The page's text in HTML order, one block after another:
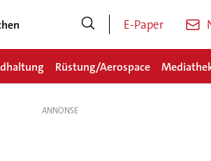
E-Paper
Rüstung/Aerospace